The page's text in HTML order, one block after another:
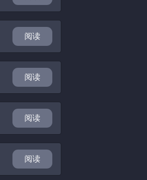
阅读
阅读
阅读
阅读